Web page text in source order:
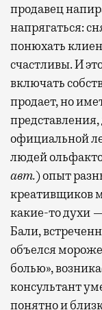
продавец
напрягаться:
понюхать
счастливы. И
включать
продает, но
представления,
официальной
людей
авт.) опыт
креативщиков
какие-то духи
Бали,
объелся
болью»,
консультант
понятно и